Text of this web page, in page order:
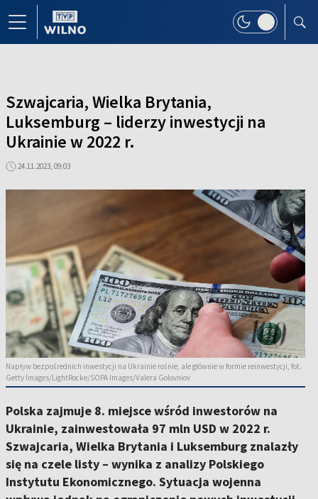
Szwajcaria, Wielka Brytania,
Luksemburg – liderzy inwestycji na
Ukrainie w 2022 r.
24.11.2023, 09:03
Napływ bezpośrednich inwestycji na Ukrainie rośnie, ale głównie w formie reinwestycji, fot.
Getty Images/LightRocke/SOPA Images/Valera Golovniov
Polska zajmuje 8. miejsce wśród inwestorów na
Ukrainie, zainwestowała 97 mln USD w 2022 r.
Szwajcaria, Wielka Brytania i Luksemburg znalazły
się na czele listy – wynika z analizy Polskiego
Instytutu Ekonomicznego. Sytuacja wojenna